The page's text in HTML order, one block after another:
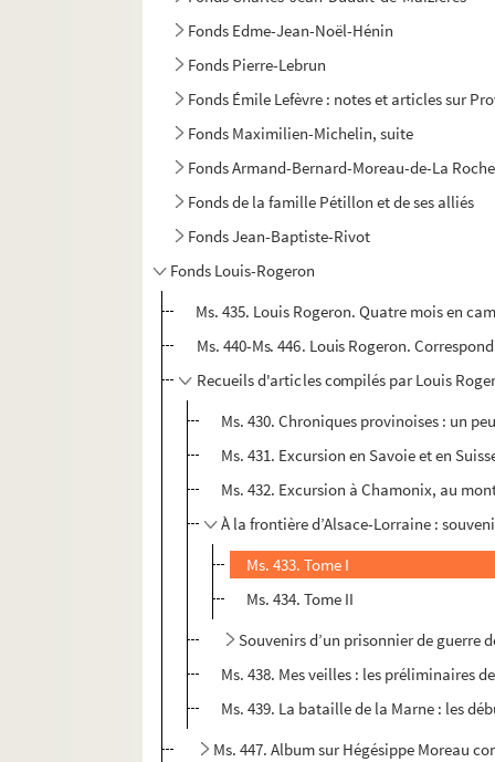
Fonds Edme-Jean-Noël-Hénin
Fonds Pierre-Lebrun
Fonds Émile Lefèvre : notes et articles sur
Fonds Maximilien-Michelin, suite
Fonds Armand-Bernard-Moreau-de-La
Fonds de la famille Pétillon et de ses alliés
Fonds Jean-Baptiste-Rivot
Fonds Louis-Rogeron
Ms. 435. Louis Rogeron. Quatre mois en
Ms. 440-Ms. 446. Louis Rogeron.
Recueils d'articles compilés par Louis
Ms. 430. Chroniques provinoises : un
Ms. 431. Excursion en Savoie et en
Ms. 432. Excursion à Chamonix, au
À la frontière d’Alsace-Lorraine :
Ms. 433. Tome I
Ms. 434. Tome II
Souvenirs d’un prisonnier de guerre
Ms. 438. Mes veilles : les préliminaires
Ms. 439. La bataille de la Marne : les
Ms. 447. Album sur Hégésippe Moreau